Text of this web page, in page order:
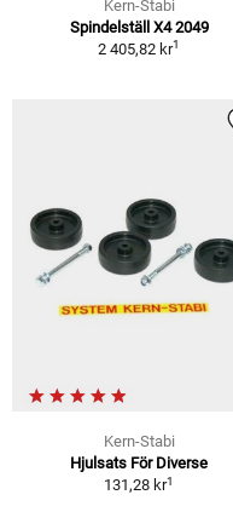
Kern-Stabi
Spindelställ X4 2049
2 405,82 kr1
Kern-Stabi
Hjulsats För Diverse
131,28 kr1